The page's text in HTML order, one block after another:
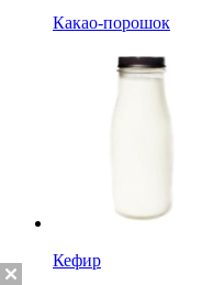
Какао-порошок
Кефир